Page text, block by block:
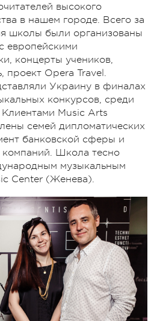
высокого
в нашем городе. Всего за
школы были организованы
европейскими
концерты учеников,
проект Opera Travel.
Украину в финалах
конкурсов, среди
Клиентами Music Arts
семей дипломатических
банковской сферы и
компаний. Школа тесно
музыкальным
Center (Женева).